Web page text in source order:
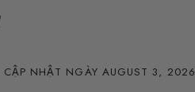
CẬP NHẬT NGÀY AUGUST 3, 2026